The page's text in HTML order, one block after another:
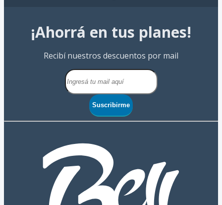
¡Ahorrá en tus planes!
Recibí nuestros descuentos por mail
Suscribirme